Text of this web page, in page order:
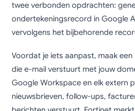
twee verbonden opdrachten:
ondertekeningsrecord in Google
vervolgens het bijbehorende
Voordat je iets aanpast, maak een
die e-mail verstuurt met jouw
Google Workspace en elk extern
nieuwsbrieven, follow-ups,